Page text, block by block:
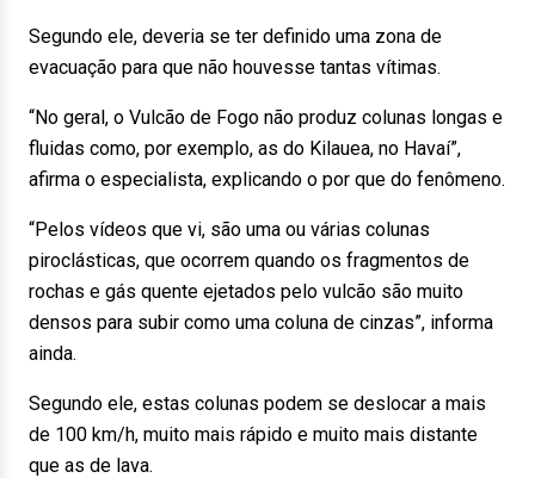
Segundo ele, deveria se ter definido uma zona de
evacuação para que não houvesse tantas vítimas.
“No geral, o Vulcão de Fogo não produz colunas longas e
fluidas como, por exemplo, as do Kilauea, no Havaí”,
afirma o especialista, explicando o por que do fenômeno.
“Pelos vídeos que vi, são uma ou várias colunas
piroclásticas, que ocorrem quando os fragmentos de
rochas e gás quente ejetados pelo vulcão são muito
densos para subir como uma coluna de cinzas”, informa
ainda.
Segundo ele, estas colunas podem se deslocar a mais
de 100 km/h, muito mais rápido e muito mais distante
que as de lava.